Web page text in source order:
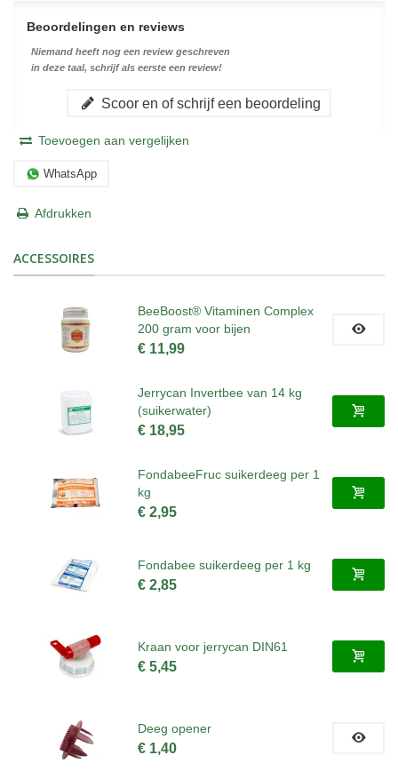
Beoordelingen en reviews
Niemand heeft nog een review geschreven
in deze taal, schrijf als eerste een review!
Scoor en of schrijf een beoordeling
Toevoegen aan vergelijken
WhatsApp
Afdrukken
ACCESSOIRES
BeeBoost® Vitaminen Complex
200 gram voor bijen
€ 11,99
Jerrycan Invertbee van 14 kg
(suikerwater)
€ 18,95
FondabeeFruc suikerdeeg per 1
kg
€ 2,95
Fondabee suikerdeeg per 1 kg
€ 2,85
Kraan voor jerrycan DIN61
€ 5,45
Deeg opener
€ 1,40